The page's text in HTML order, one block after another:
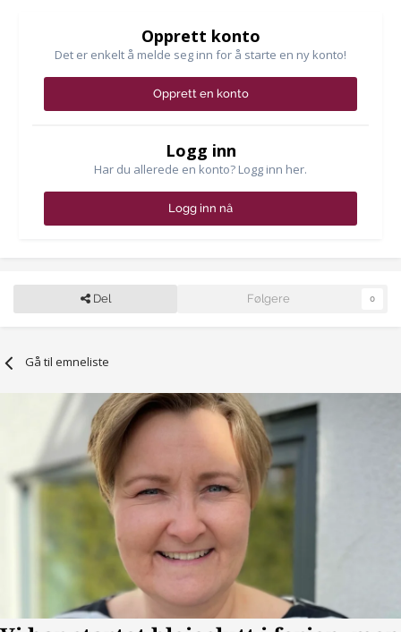
Opprett konto
Det er enkelt å melde seg inn for å starte en ny konto!
Opprett en konto
Logg inn
Har du allerede en konto? Logg inn her.
Logg inn nå
Del Følgere 0
Gå til emneliste